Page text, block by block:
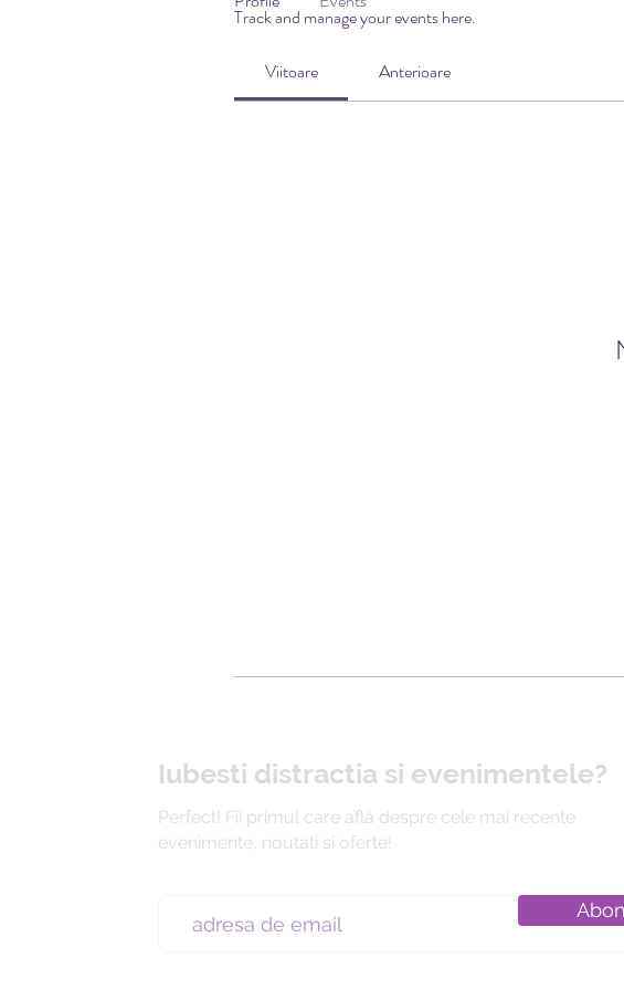
Track and manage your events here.
Viitoare Anterioare
Iubesti distractia si evenimentele?
Perfect! Fii primul care află despre cele mai recente
evenimente, noutati si oferte!